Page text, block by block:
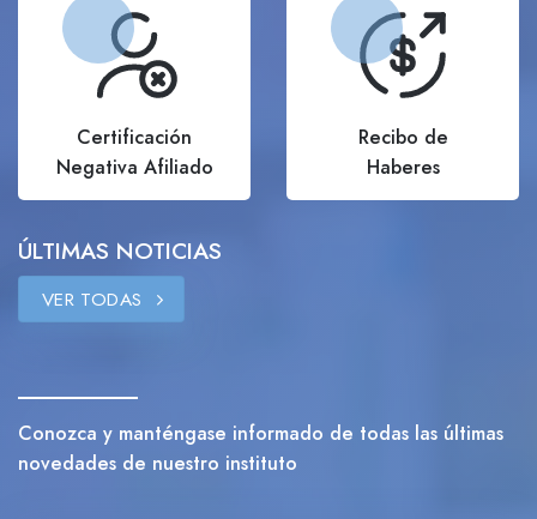
Certificación
Negativa Afiliado
Recibo de
Haberes
ÚLTIMAS NOTICIAS
VER TODAS
Conozca y manténgase informado de todas las últimas
novedades de nuestro instituto